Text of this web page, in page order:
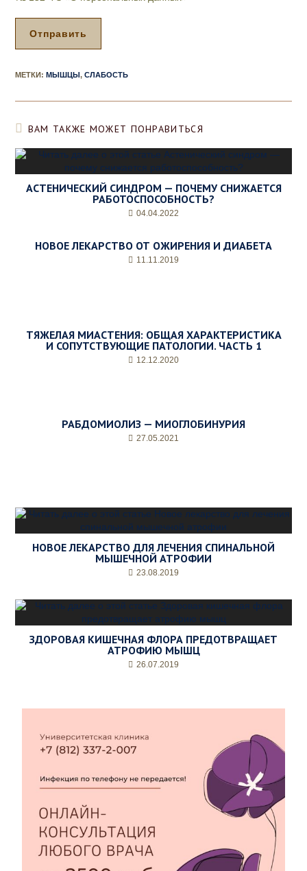
о
у
д
е
н
ь
и
Отправить
МЕТКИ:МЫШЦЫ, СЛАБОСТЬ
ВАМ ТАКЖЕ МОЖЕТ ПОНРАВИТЬСЯ
АСТЕНИЧЕСКИЙ СИНДРОМ — ПОЧЕМУ СНИЖАЕТСЯ
РАБОТОСПОСОБНОСТЬ?
04.04.2022
НОВОЕ ЛЕКАРСТВО ОТ ОЖИРЕНИЯ И ДИАБЕТА
11.11.2019
ТЯЖЕЛАЯ МИАСТЕНИЯ: ОБЩАЯ ХАРАКТЕРИСТИКА
И СОПУТСТВУЮЩИЕ ПАТОЛОГИИ. ЧАСТЬ 1
12.12.2020
РАБДОМИОЛИЗ — МИОГЛОБИНУРИЯ
27.05.2021
НОВОЕ ЛЕКАРСТВО ДЛЯ ЛЕЧЕНИЯ СПИНАЛЬНОЙ
МЫШЕЧНОЙ АТРОФИИ
23.08.2019
ЗДОРОВАЯ КИШЕЧНАЯ ФЛОРА ПРЕДОТВРАЩАЕТ
АТРОФИЮ МЫШЦ
26.07.2019